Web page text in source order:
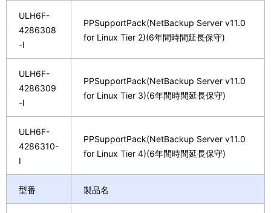
ULH6F-
4286308
-I
PPSupportPack(NetBackup Server v11.0
for Linux Tier 2)(6年間時間延長保守)
ULH6F-
4286309
-I
PPSupportPack(NetBackup Server v11.0
for Linux Tier 3)(6年間時間延長保守)
ULH6F-
4286310-
I
PPSupportPack(NetBackup Server v11.0
for Linux Tier 4)(6年間時間延長保守)
型番 製品名